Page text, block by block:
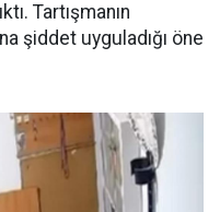
Tartışmanın
şiddet uyguladığı öne